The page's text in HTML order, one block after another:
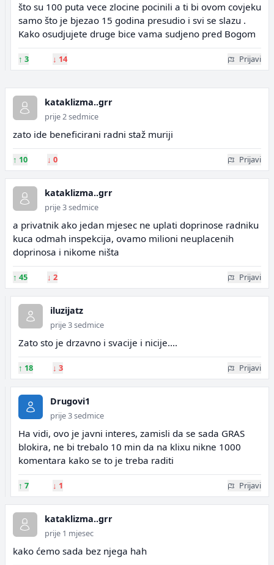
što su 100 puta vece zlocine pocinili a ti bi ovom covjeku
samo što je bjezao 15 godina presudio i svi se slazu .
Kako osudjujete druge bice vama sudjeno pred Bogom
↑ 3 ↓ 14 Prijavi
kataklizma..grr
prije 2 sedmice
zato ide beneficirani radni staž muriji
↑ 10 ↓ 0 Prijavi
kataklizma..grr
prije 3 sedmice
a privatnik ako jedan mjesec ne uplati doprinose radniku
kuca odmah inspekcija, ovamo milioni neuplacenih
doprinosa i nikome ništa
↑ 45 ↓ 2 Prijavi
iluzijatz
prije 3 sedmice
Zato sto je drzavno i svacije i nicije....
↑ 18 ↓ 3 Prijavi
Drugovi1
prije 3 sedmice
Ha vidi, ovo je javni interes, zamisli da se sada GRAS
blokira, ne bi trebalo 10 min da na klixu nikne 1000
komentara kako se to je treba raditi
↑ 7 ↓ 1 Prijavi
kataklizma..grr
prije 1 mjesec
kako ćemo sada bez njega hah